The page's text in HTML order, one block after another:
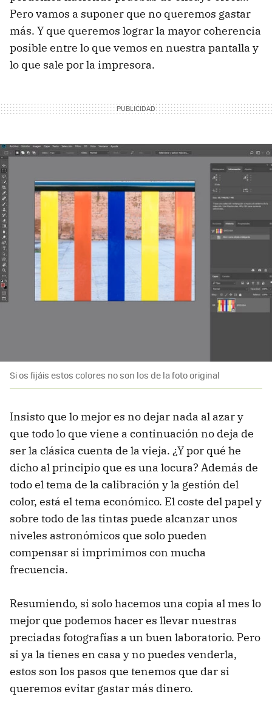
Pero vamos a suponer que no queremos gastar
más. Y que queremos lograr la mayor coherencia
posible entre lo que vemos en nuestra pantalla y
lo que sale por la impresora.
Si os fijáis estos colores no son los de la foto original
Insisto que lo mejor es no dejar nada al azar y
que todo lo que viene a continuación no deja de
ser la clásica cuenta de la vieja. ¿Y por qué he
dicho al principio que es una locura? Además de
todo el tema de la calibración y la gestión del
color, está el tema económico. El coste del papel y
sobre todo de las tintas puede alcanzar unos
niveles astronómicos que solo pueden
compensar si imprimimos con mucha
frecuencia.
Resumiendo, si solo hacemos una copia al mes lo
mejor que podemos hacer es llevar nuestras
preciadas fotografías a un buen laboratorio. Pero
si ya la tienes en casa y no puedes venderla,
estos son los pasos que tenemos que dar si
queremos evitar gastar más dinero.